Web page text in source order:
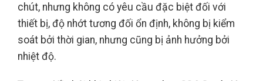
chút, nhưng không có yêu cầu đặc biệt đối với
thiết bị, độ nhớt tương đối ổn định, không bị kiểm
soát bởi thời gian, nhưng cũng bị ảnh hưởng bởi
nhiệt độ.